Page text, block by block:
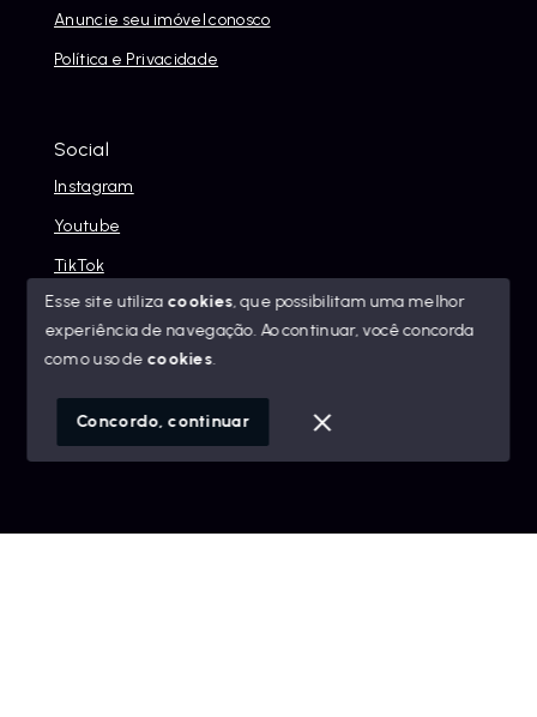
Anuncie seu imóvel conosco
Política e Privacidade
Social
Instagram
Youtube
TikTok
© Copyright 2026 - Alexandre Abreu Imóveis - Todos os
SITE PARA IMOBILIARIA
Esse site utiliza cookies, que possibilitam uma melhor
experiência de navegação.Ao continuar, você concorda
com o uso de cookies.
Concordo, continuar